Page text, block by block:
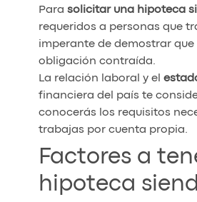
Para solicitar una hipoteca
requeridos a personas que
imperante de demostrar
obligación contraída.
La relación laboral y el
financiera del país te
conocerás los requisitos
trabajas por cuenta propia.
Factores a
hipoteca